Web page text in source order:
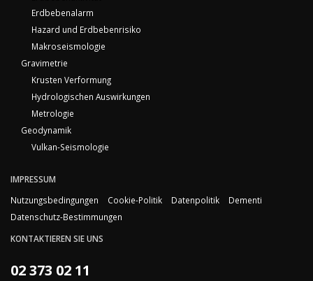
Erdbebenalarm
Hazard und Erdbebenrisiko
Makroseismologie
Gravimetrie
Krusten Verformung
Hydrologischen Auswirkungen
Metrologie
Geodynamik
Vulkan-Seismologie
IMPRESSUM
Nutzungsbedingungen
Cookie-Politik Datenpolitik
Dementi
Datenschutz-Bestimmungen
KONTAKTIEREN SIE UNS
02 373 02 11